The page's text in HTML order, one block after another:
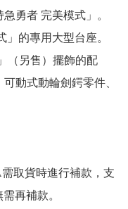
勇者 完美模式」。
」的專用大型台座。
（另售）擺飾的配
動式動輪劍鍔零件、
取貨時進行補款，支
再補款。